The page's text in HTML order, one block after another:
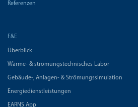
Referenzen
F&E
Überblick
Wärme- & strömungstechnisches Labor
Gebäude-, Anlagen- & Strömungssimulation
Energiedienstleistungen
EARNS App